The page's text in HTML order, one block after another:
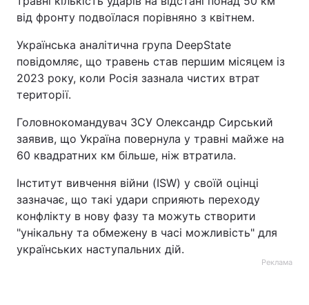
від фронту подвоїлася порівняно з квітнем.
Українська аналітична група DeepState
повідомляє, що травень став першим місяцем із
2023 року, коли Росія зазнала чистих втрат
території.
Головнокомандувач ЗСУ Олександр Сирський
заявив, що Україна повернула у травні майже на
60 квадратних км більше, ніж втратила.
Інститут вивчення війни (ISW) у своїй оцінці
зазначає, що такі удари сприяють переходу
конфлікту в нову фазу та можуть створити
"унікальну та обмежену в часі можливість" для
українських наступальних дій.
Реклама